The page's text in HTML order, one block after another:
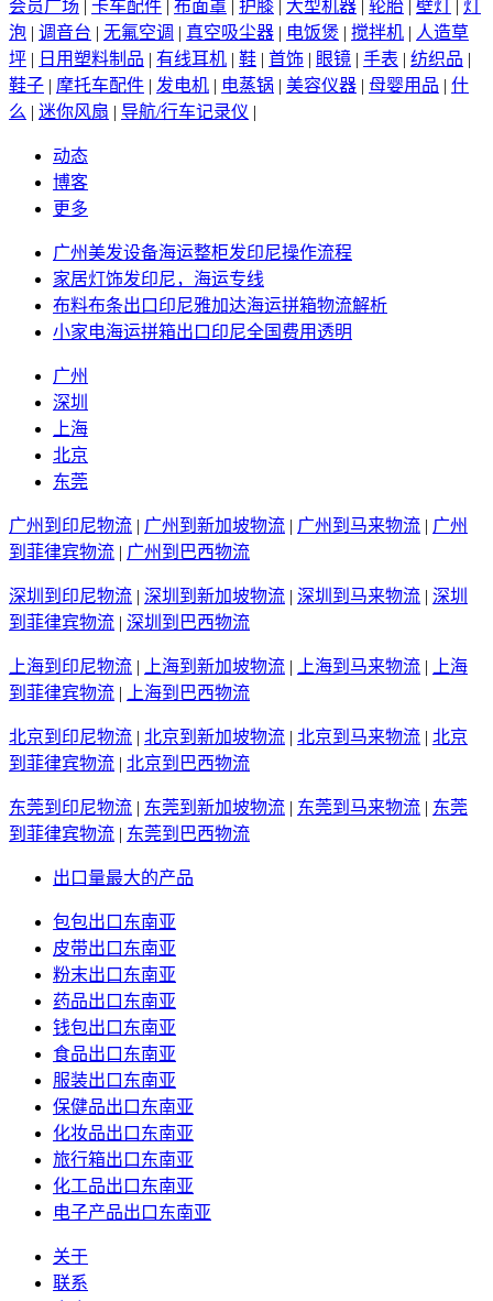
会员广场 | 卡车配件 | 布面罩 | 护膝 | 大型机器 | 轮胎 | 壁灯 | 灯
泡 | 调音台 | 无氟空调 | 真空吸尘器 | 电饭煲 | 搅拌机 | 人造草
坪 | 日用塑料制品 | 有线耳机 | 鞋 | 首饰 | 眼镜 | 手表 | 纺织品 |
鞋子 | 摩托车配件 | 发电机 | 电蒸锅 | 美容仪器 | 母婴用品 | 什
么 | 迷你风扇 | 导航/行车记录仪 |
动态
博客
更多
广州美发设备海运整柜发印尼操作流程
家居灯饰发印尼，海运专线
布料布条出口印尼雅加达海运拼箱物流解析
小家电海运拼箱出口印尼全国费用透明
广州
深圳
上海
北京
东莞
广州到印尼物流 | 广州到新加坡物流 | 广州到马来物流 | 广州
到菲律宾物流 | 广州到巴西物流
深圳到印尼物流 | 深圳到新加坡物流 | 深圳到马来物流 | 深圳
到菲律宾物流 | 深圳到巴西物流
上海到印尼物流 | 上海到新加坡物流 | 上海到马来物流 |
上海
到菲律宾物流 | 上海到巴西物流
北京到印尼物流 | 北京到新加坡物流 | 北京到马来物流 | 北京
到菲律宾物流 | 北京到巴西物流
东莞到印尼物流 | 东莞到新加坡物流 | 东莞到马来物流 | 东莞
到菲律宾物流 | 东莞到巴西物流
出口量最大的产品
包包出口东南亚
皮带出口东南亚
粉末出口东南亚
药品出口东南亚
钱包出口东南亚
食品出口东南亚
服装出口东南亚
保健品出口东南亚
化妆品出口东南亚
旅行箱出口东南亚
化工品出口东南亚
电子产品出口东南亚
关于
联系